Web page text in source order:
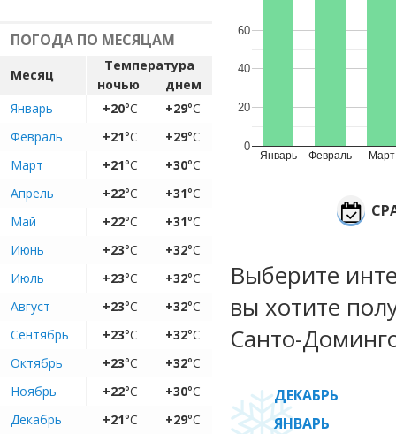
ПОГОДА ПО МЕСЯЦАМ
Месяц
Температура
ночью
днем
Январь
+20°C +29°C
Февраль
+21°C +29°C
Март
+21°C +30°C
Апрель
+22°C +31°C
Май
+22°C +31°C
Июнь
+23°C +32°C
Июль
+23°C +32°C
Август
+23°C +32°C
Сентябрь
+23°C +32°C
Октябрь
+23°C +32°C
Ноябрь
+22°C +30°C
Декабрь
+21°C +29°C
Январь Февраль Март
0
20
40
60
Выберите
вы хотите
Санто-
ДЕКАБРЬ
ЯНВАРЬ